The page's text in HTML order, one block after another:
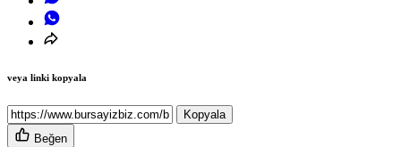
veya linki kopyala
Kopyala
Beğen